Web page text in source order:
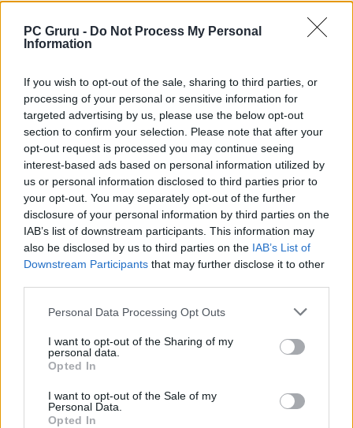
PC Gruru - Do Not Process My Personal
Information
If you wish to opt-out of the sale, sharing to third parties, or
processing of your personal or sensitive information for
targeted advertising by us, please use the below opt-out
section to confirm your selection. Please note that after your
opt-out request is processed you may continue seeing
interest-based ads based on personal information utilized by
us or personal information disclosed to third parties prior to
your opt-out. You may separately opt-out of the further
disclosure of your personal information by third parties on the
IAB’s list of downstream participants. This information may
also be disclosed by us to third parties on the IAB’s List of
Downstream Participants that may further disclose it to other
Personal Data Processing Opt Outs
I want to opt-out of the Sharing of my
personal data.
Opted In
I want to opt-out of the Sale of my
Personal Data.
Opted In
(Kép forrása: MUBI)
A látvány pazar, abszolút jól adja vissza a
különféle testnedvekben fürdő fertőjét, a
készítők pedig láthatóan teljes
ismeretében voltak az egész Hasfelmetsző
sem változtatták meg) és a graphic-